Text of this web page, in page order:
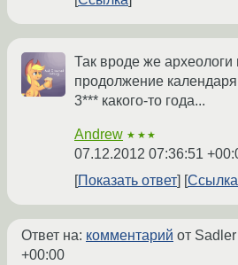
Так вроде же
продолжение
3*** какого-то года...
Andrew ★★★
07.12.2012 07:36:51
Показать ответ
Ссылка
Ответ на: комментарий от Sadler
+00:00